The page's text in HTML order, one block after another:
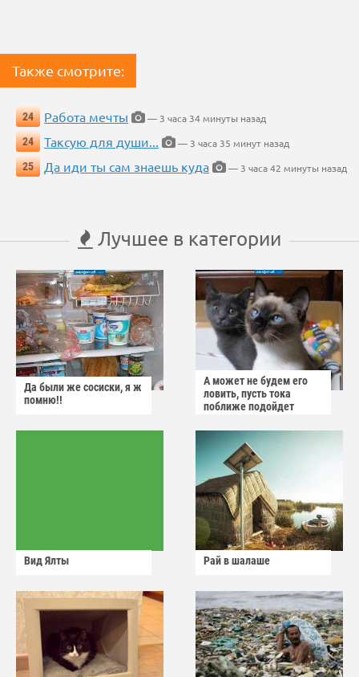
Также смотрите:
24 Работа мечты
— 3 часа 34 минуты назад
24
Таксую для души...
— 3 часа 35 минут назад
25
Да иди ты сам знаешь куда — 3 часа 42 минуты назад
Лучшее в категории
Да были же сосиски, я ж
помню!!
А может не будем его
ловить, пусть тока
поближе подойдет
Вид Ялты Рай в шалаше